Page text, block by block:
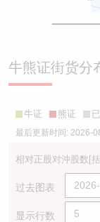
牛熊证街货分
牛证 熊证
最后更新时间: 2026-
相对正股对沖股数[
过去图表
显示行数